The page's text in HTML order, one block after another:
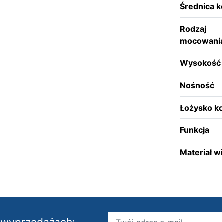
Średnica
Rodzaj
Wysokość
Nośność
Łożysko
Funkcja
Materiał